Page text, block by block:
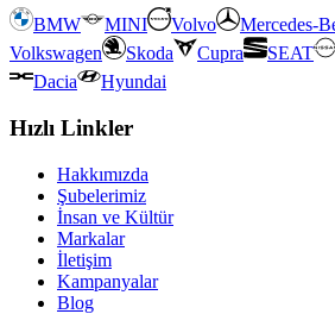
BMW MINI Volvo Mercedes-
Volkswagen
Skoda Cupra SEAT
Dacia
Hyundai
Hızlı Linkler
Hakkımızda
Şubelerimiz
İnsan ve Kültür
Markalar
İletişim
Kampanyalar
Blog